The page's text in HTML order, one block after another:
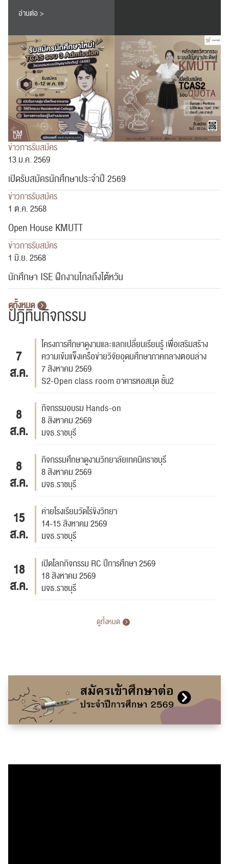
ดูทั้งหมด
ข่าวการรับสมัคร
13 ม.ค. 2569
เปิดรับสมัครนักศึกษาประจำปี 2569
ข่าวการรับสมัคร
1 ต.ค. 2568
Open House KMUTT
ข่าวการรับสมัคร
1 มิ.ย. 2568
นักศึกษา ISE ฝึกงานไกลถึงไต้หวัน
อ่านต่อ >
ปฎิทินกิจกรรม
7
ส.ค.
โครงการศึกษาดูงานและแลกเปลี่ยนเรียนรู้ เพื่อเสริมสร้าง
ความเข้มแข็งเครือข่ายวิจัยอุดมศึกษาภาคกลางตอนล่าง
7 สิงหาคม 2569
S2-Open class room อาคารหอสมุด ชั้น2
8
ส.ค.
กิจกรรมอบรม Hands-on
8 สิงหาคม 2569
มจธ.ราชบุรี
8
ส.ค.
กิจกรรมศึกษาดูงานวิทยาลัยเทคนิคราชบุรี
8 สิงหาคม 2569
มจธ.ราชบุรี
15
ส.ค.
ค่ายโรงเรียนวัดไร่ขิงวิทยา
14-15 สิงหาคม 2569
มจธ.ราชบุรี
18
ส.ค.
เปิดโลกกิจกรรม RC ปีการศึกษา 2569
18 สิงหาคม 2569
มจธ.ราชบุรี
ดูทั้งหมด